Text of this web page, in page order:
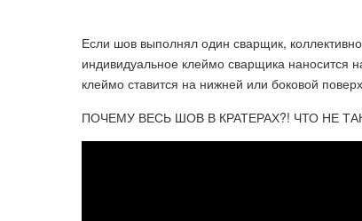
Если шов выполнял один сварщик,
индивидуальное клеймо сварщика наносится
клеймо ставится на нижней или боковой
ПОЧЕМУ ВЕСЬ ШОВ В КРАТЕРАХ?! ЧТО НЕ